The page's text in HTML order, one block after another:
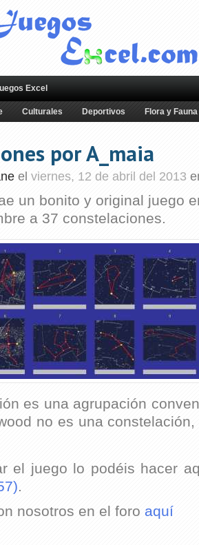
Excel
Culturales Deportivos Flora y Fauna
por A_maia
el viernes, 12 de abril del 2013
un bonito y original juego
a 37 constelaciones.
es una agrupación
no es una
el juego lo podéis hacer
.
nosotros en el foro aquí